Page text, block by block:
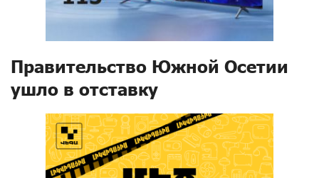
Правительство Южной Осетии
ушло в отставку